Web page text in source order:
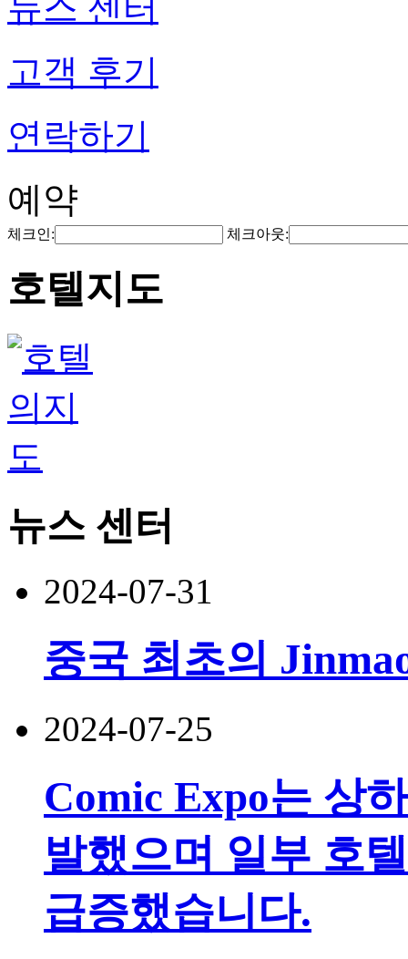
고객 후기
연락하기
예약
체크인: 체크아웃:
호텔지도
뉴스 센터
2024-07-31
중국 최초의
2024-07-25
Comic Expo는 상
발했으며 일부 호
급증했습니다.